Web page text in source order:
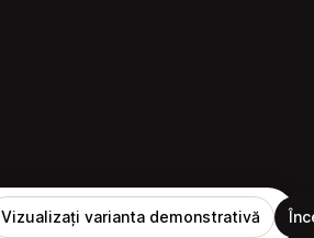
Vizualizați varianta demonstrativă